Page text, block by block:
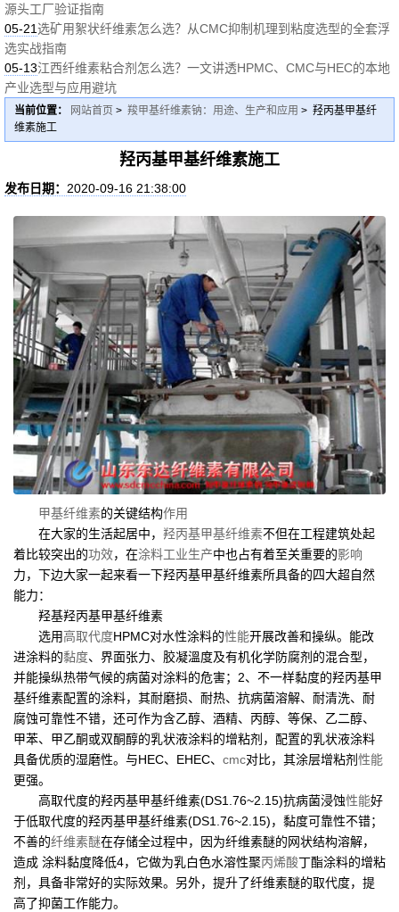
源头工厂验证指南
05-21选矿用絮状纤维素怎么选？从CMC抑制机理到粘度选型的全套浮
选实战指南
05-13江西纤维素粘合剂怎么选？一文讲透HPMC、CMC与HEC的本地
产业选型与应用避坑
当前位置： 网站首页 > 羧甲基纤维素钠：用途、生产和应用 > 羟丙基甲基纤
维素施工
羟丙基甲基纤维素施工
发布日期： 2020-09-16 21:38:00
甲基纤维素的关键结构作用
在大家的生活起居中， 羟丙基甲基纤维素不但在工程建筑处起
着比较突出的功效，在涂料工业生产中也占有着至关重要的影响
力，下边大家一起来看一下羟丙基甲基纤维素所具备的四大超自然
能力：
羟基羟丙基甲基纤维素
选用高取代度HPMC对水性涂料的性能开展改善和操纵。能改
进涂料的黏度、界面张力、胶凝溫度及有机化学防腐剂的混合型，
并能操纵热带气候的病菌对涂料的危害；2、不一样黏度的羟丙基甲
基纤维素配置的涂料，其耐磨损、耐热、抗病菌溶解、耐清洗、耐
腐蚀可靠性不错，还可作为含乙醇、酒精、丙醇、等保、乙二醇、
甲苯、甲乙酮或双酮醇的乳状液涂料的增粘剂，配置的乳状液涂料
具备优质的湿磨性。与HEC、EHEC、 cmc对比，其涂层增粘剂性能
更强。
高取代度的羟丙基甲基纤维素(DS1.76~2.15)抗病菌浸蚀性能好
于低取代度的羟丙基甲基纤维素(DS1.76~2.15)，黏度可靠性不错；
不善的纤维素醚在存储全过程中，因为纤维素醚的网状结构溶解，
造成 涂料黏度降低4，它做为乳白色水溶性聚丙烯酸丁酯涂料的增粘
剂，具备非常好的实际效果。另外，提升了纤维素醚的取代度，提
高了抑菌工作能力。